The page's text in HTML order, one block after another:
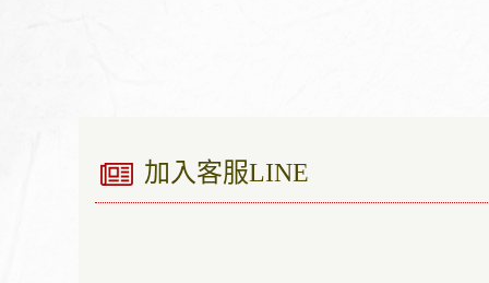
加入客服LINE